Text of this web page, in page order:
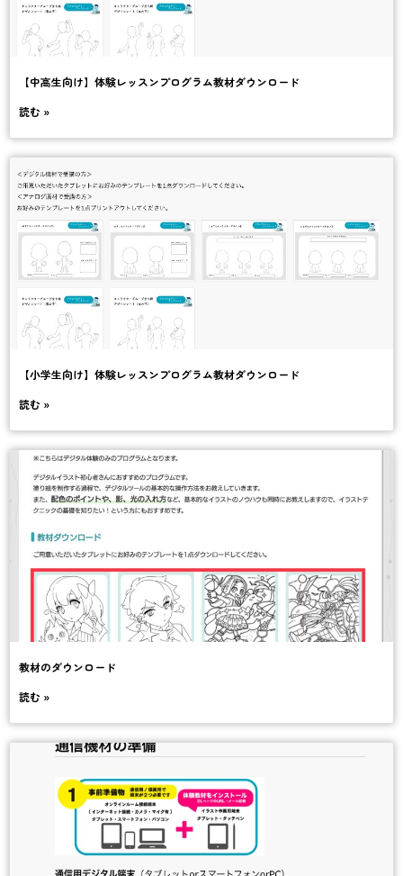
【中高生向け】体験レッスンプログラム教材ダウンロード
読む »
【小学生向け】体験レッスンプログラム教材ダウンロード
読む »
教材のダウンロード
読む »